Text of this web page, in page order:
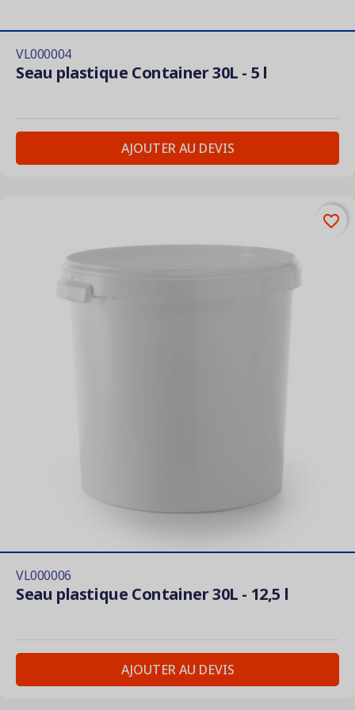
VL000004
Seau plastique Container 30L - 5 l
AJOUTER AU DEVIS
VL000006
Seau plastique Container 30L - 12,5 l
AJOUTER AU DEVIS
favorite_border